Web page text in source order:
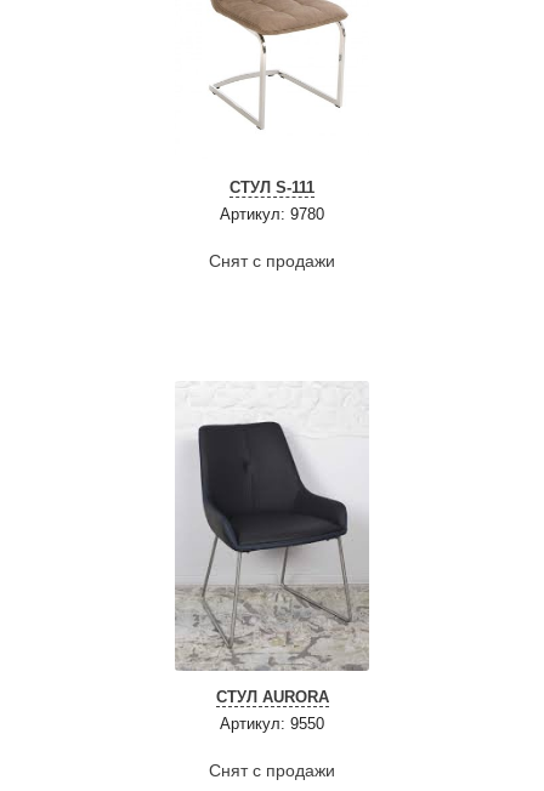
СТУЛ S-111
Артикул: 9780
Снят с продажи
СТУЛ AURORA
Артикул: 9550
Снят с продажи